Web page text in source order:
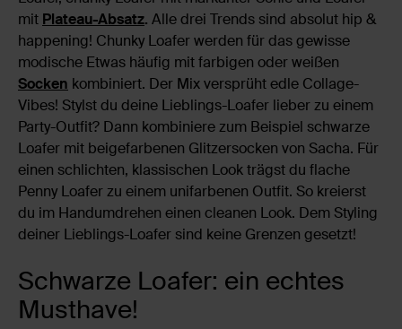
mit Plateau-Absatz. Alle drei Trends sind absolut hip &
happening! Chunky Loafer werden für das gewisse
modische Etwas häufig mit farbigen oder weißen
Socken kombiniert. Der Mix versprüht edle Collage-
Vibes! Stylst du deine Lieblings-Loafer lieber zu einem
Party-Outfit? Dann kombiniere zum Beispiel schwarze
Loafer mit beigefarbenen Glitzersocken von Sacha. Für
einen schlichten, klassischen Look trägst du flache
Penny Loafer zu einem unifarbenen Outfit. So kreierst
du im Handumdrehen einen cleanen Look. Dem Styling
deiner Lieblings-Loafer sind keine Grenzen gesetzt!
Schwarze Loafer: ein echtes
Musthave!